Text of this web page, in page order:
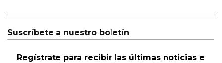
Suscríbete a nuestro boletín
Regístrate para recibir las últimas noticias e